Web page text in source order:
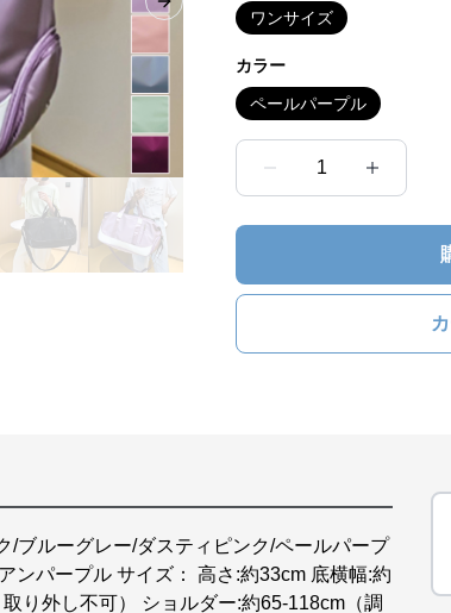
Next slide
ワンサイズ
カラー
ペールパープル
1
/ブルーグレー/ダスティピンク/ペールパープ
ンパープル サイズ： 高さ:約33cm 底横幅:約
り外し不可） ショルダー:約65-118cm（調